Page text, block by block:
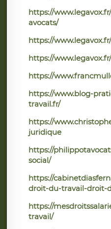
https://
avocats/
https://
https://
https://
https://www.blog-
travail.fr/
https://
juridique
https://
social/
https://
droit-du-travail-droit-
https://
travail/